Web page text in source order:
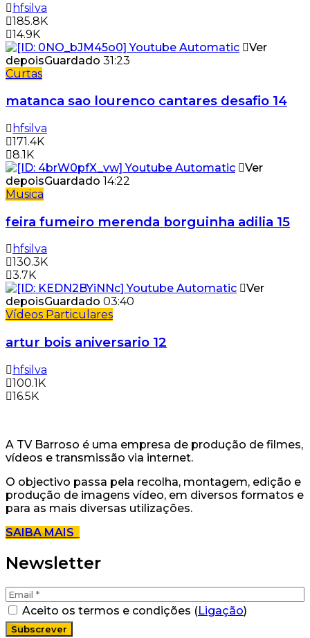
hfsilva
185.8K
14.9K
Ver
depoisGuardado 31:23
Curtas
matanca sao lourenco cantares desafio 14
hfsilva
171.4K
8.1K
Ver
depoisGuardado 14:22
Musica
feira fumeiro merenda borguinha adilia 15
hfsilva
130.3K
3.7K
Ver
depoisGuardado 03:40
Vídeos Particulares
artur bois aniversario 12
hfsilva
100.1K
16.5K
A TV Barroso é uma empresa de produção de filmes,
vídeos e transmissão via internet.
O objectivo passa pela recolha, montagem, edição e
produção de imagens vídeo, em diversos formatos e
para as mais diversas utilizações.
SAIBA MAIS
Newsletter
Aceito os termos e condições (Ligação)